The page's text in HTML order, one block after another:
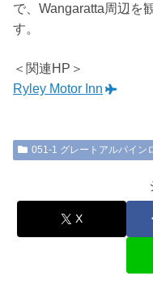
で、Wangaratta周辺を
す。
＜関連HP＞
Ryley Motor Inn
051-1 グレートアルパイン
X